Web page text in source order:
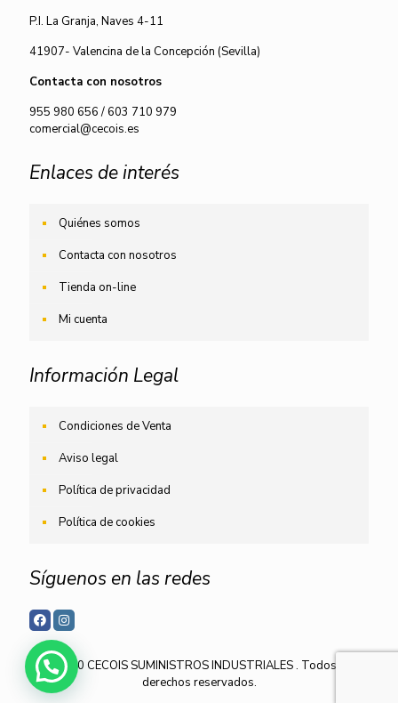
P.I. La Granja, Naves 4-11
41907- Valencina de la Concepción (Sevilla)
Contacta con nosotros
955 980 656/603 710 979
comercial@cecois.es
Enlaces de interés
Quiénes somos
Contacta con nosotros
Tienda on-line
Mi cuenta
Información Legal
Condiciones de Venta
Aviso legal
Política de privacidad
Política de cookies
Síguenos en las redes
© 2020 CECOIS SUMINISTROS INDUSTRIALES . Todos los
derechos reservados.